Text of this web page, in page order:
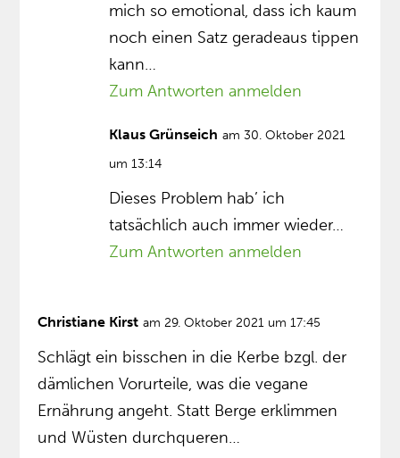
mich so emotional, dass ich kaum
noch einen Satz geradeaus tippen
kann…
Zum Antworten anmelden
Klaus Grünseich am 30. Oktober 2021
um 13:14
Dieses Problem hab’ ich
tatsächlich auch immer wieder…
Zum Antworten anmelden
Christiane Kirst am 29. Oktober 2021 um 17:45
Schlägt ein bisschen in die Kerbe bzgl. der
dämlichen Vorurteile, was die vegane
Ernährung angeht. Statt Berge erklimmen
und Wüsten durchqueren…